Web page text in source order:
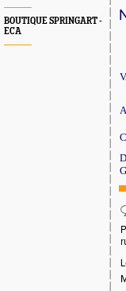
BOUTIQUE SPRINGART -
ECA